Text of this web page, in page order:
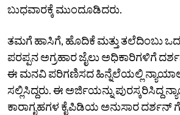
ಬುಧವಾರಕ್ಕೆ ಮುಂದೂಡಿದರು.
ತಮಗೆ ಹಾಸಿಗೆ, ಹೊದಿಕೆ ಮತ್ತು ತಲೆದಿಂಬು
ಪರಪ್ಪನ ಅಗ್ರಹಾರ ಜೈಲು ಅಧಿಕಾರಿಗಳಿಗೆ
ಈ ಮನವಿ ಪರಿಗಣಿಸದ ಹಿನ್ನೆಲೆಯಲ್ಲಿ
ಸಲ್ಲಿಸಿದ್ದರು. ಈ ಅರ್ಜಿಯನ್ನು ಪುರಸ್ಕರಿಸಿದ್ದ
ಕಾರಾಗೃಹಗಳ ಕೈಪಿಡಿಯ ಅನುಸಾರ ದರ್ಶನ್‌